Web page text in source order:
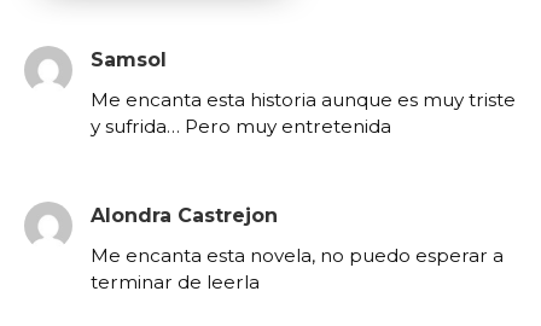
Samsol
Me encanta esta historia aunque es muy triste
y sufrida… Pero muy entretenida
Alondra Castrejon
Me encanta esta novela, no puedo esperar a
terminar de leerla